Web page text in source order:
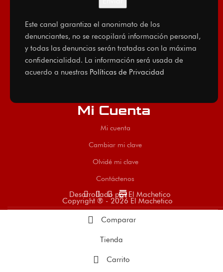
Este canal garantiza el anonimato de los
denunciantes, no se recopilará información personal,
y todas las denuncias serán tratadas con la máxima
confidencialidad. La información será usada de
acuerdo a nuestras Políticas de Privacidad
Mi Cuenta
Mi cuenta
Cambiar mi clave
Olvidé mi clave
Contáctenos
store
Desarrollado por El Machetico
Copyright ® - 2026 El Machetico
Comparar
Tienda
Carrito